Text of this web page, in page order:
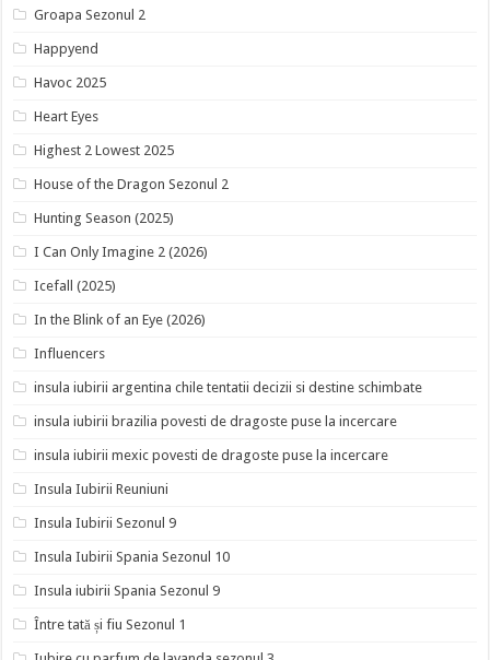
Groapa Sezonul 2
Happyend
Havoc 2025
Heart Eyes
Highest 2 Lowest 2025
House of the Dragon Sezonul 2
Hunting Season (2025)
I Can Only Imagine 2 (2026)
Icefall (2025)
In the Blink of an Eye (2026)
Influencers
insula iubirii argentina chile tentatii decizii si destine schimbate
insula iubirii brazilia povesti de dragoste puse la incercare
insula iubirii mexic povesti de dragoste puse la incercare
Insula Iubirii Reuniuni
Insula Iubirii Sezonul 9
Insula Iubirii Spania Sezonul 10
Insula iubirii Spania Sezonul 9
Între tată și fiu Sezonul 1